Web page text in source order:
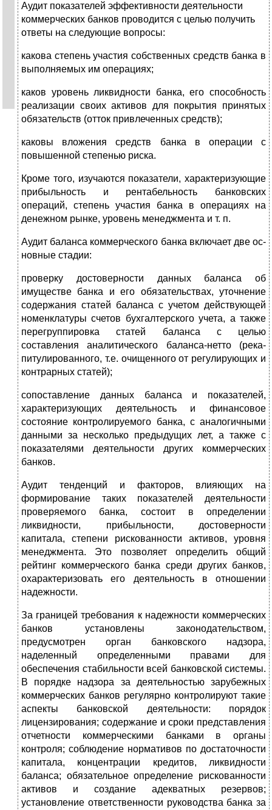
Аудит показателей эффективности деятельности
коммерческих банков проводится с целью получить
ответы на следующие вопросы:
какова степень участия собственных средств банка в
выполняемых им операциях;
каков уровень ликвидности банка, его способность
реа­лизации своих активов для покрытия принятых
обяза­тельств (отток привлеченных средств);
каковы вложения средств банка в операции с
повышен­ной степенью риска.
Кроме того, изучаются показатели, характеризующие
прибыльность и рентабельность банковских
операций, сте­пень участия банка в операциях на
денежном рынке, уро­вень менеджмента и т. п.
Аудит баланса коммерческого банка включает две ос­
новные стадии:
проверку достоверности данных баланса об
имуществе банка и его обязательствах, уточнение
содержания статей баланса с учетом действующей
номенклатуры счетов бух­галтерского учета, а также
перегруппировка статей баланса с целью
составления аналитического баланса-нетто (река­
питулированного, т.е. очищенного от регулирующих и
кон­трарных статей);
сопоставление данных баланса и показателей,
характе­ризующих деятельность и финансовое
состояние контро­лируемого банка, с аналогичными
данными за несколько предыдущих лет, а также с
показателями деятельности дру­гих коммерческих
банков.
Аудит тенденций и факторов, влияющих на
формирова­ние таких показателей деятельности
проверяемого банка, состоит в определении
ликвидности, прибыльности, досто­верности
капитала, степени рискованности активов, уровня
менеджмента. Это позволяет определить общий
рейтинг коммерческого банка среди других банков,
охарактеризо­вать его деятельность в отношении
надежности.
За границей требования к надежности коммерческих
банков установлены законодательством,
предусмотрен орган банковского надзора,
наделенный определенными правами для
обеспечения стабильности всей банковской системы.
В порядке надзора за деятельностью зарубежных
коммер­ческих банков регулярно контролируют такие
аспекты бан­ковской деятельности: порядок
лицензирования; содержа­ние и сроки представления
отчетности коммерческими бан­ками в органы
контроля; соблюдение нормативов по доста­точности
капитала, концентрации кредитов, ликвидности
баланса; обязательное определение рискованности
активов и создание адекватных резервов;
установление ответствен­ности руководства банка за